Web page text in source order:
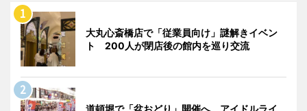
大丸心斎橋店で「従業員向け」謎解きイベン
ト 200人が閉店後の館内を巡り交流
道頓堀で「盆おどり」開催へ アイドルライ